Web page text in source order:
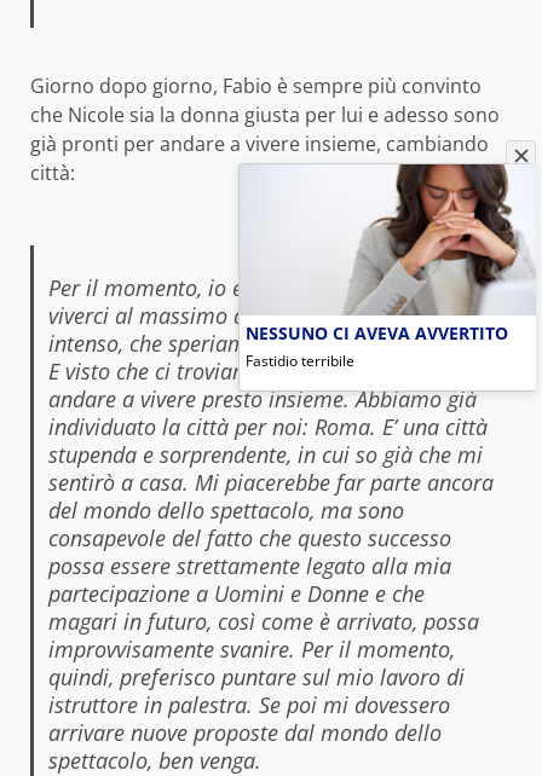
Giorno dopo giorno, Fabio è sempre più convinto
che Nicole sia la donna giusta per lui e adesso sono
già pronti per andare a vivere insieme, cambiando
città:
Per il momento, io e Nicole, cerchiamo di
viverci al massimo questo sentimento così
intenso, che speriamo possa durare in eterno.
E visto che ci troviamo così bene, speriamo di
andare a vivere presto insieme. Abbiamo già
individuato la città per noi: Roma. E’ una città
stupenda e sorprendente, in cui so già che mi
sentirò a casa. Mi piacerebbe far parte ancora
del mondo dello spettacolo, ma sono
consapevole del fatto che questo successo
possa essere strettamente legato alla mia
partecipazione a Uomini e Donne e che
magari in futuro, così come è arrivato, possa
improvvisamente svanire. Per il momento,
quindi, preferisco puntare sul mio lavoro di
istruttore in palestra. Se poi mi dovessero
arrivare nuove proposte dal mondo dello
spettacolo, ben venga.
NESSUNO CI AVEVA AVVERTITO
Fastidio terribile